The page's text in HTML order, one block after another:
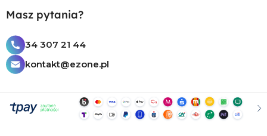
Masz pytania?
34 307 21 44
kontakt@ezone.pl